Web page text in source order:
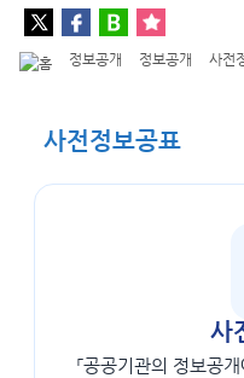
정보공개 정보공개 사전
사전정보공표
사
「공공기관의 정보공